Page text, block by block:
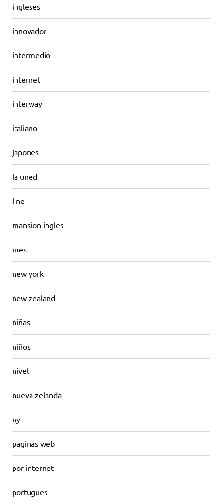
ingleses
innovador
intermedio
internet
interway
italiano
japones
la uned
line
mansion ingles
mes
new york
new zealand
niñas
niños
nivel
nueva zelanda
ny
paginas web
por internet
portugues